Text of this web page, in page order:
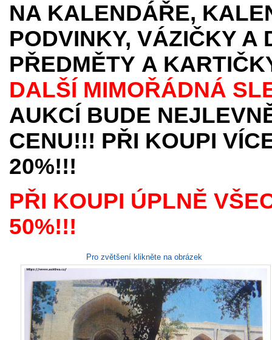
NA KALENDÁŘE,
PODVINKY, VÁZIČKY A
PŘEDMĚTY A
DALŠÍ MIMOŘÁDNÁ
AUKCÍ BUDE
CENU!!! PŘI KOUPI
20%!!!
PŘI KOUPI ÚPLNĚ
50%!!!
Pro zvětšení klikněte na obrázek